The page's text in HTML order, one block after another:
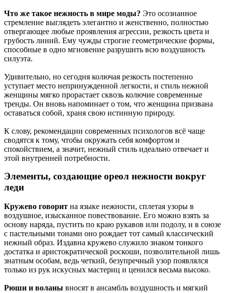
Что же такое нежность в мире моды? Это осознанное
стремление выглядеть элегантно и женственно, полностью
отвергающее любые проявления агрессии, резкость цвета и
грубость линий. Ему чужды строгие геометрические формы,
способные в одно мгновение разрушить всю воздушность
силуэта.
Удивительно, но сегодня колючая резкость постепенно
уступает место непринужденной легкости, и стиль нежной
женщины мягко прорастает сквозь колючие современные
тренды. Он вновь напоминает о том, что женщина призвана
оставаться собой, храня свою истинную природу.
К слову, рекомендации современных психологов всё чаще
сводятся к тому, чтобы окружать себя комфортом и
спокойствием, а значит, нежный стиль идеально отвечает и
этой внутренней потребности.
Элементы, создающие ореол нежности вокруг
леди
Кружево говорит на языке нежности, сплетая узоры в
воздушное, изысканное повествование. Его можно взять за
основу наряда, пустить по краю рукавов или подолу, и в союзе
с пастельными тонами оно рождает тот самый классический
нежный образ. Издавна кружево служило знаком тонкого
достатка и аристократической роскоши, позволительной лишь
знатным особам, ведь четкий, безупречный узор появлялся
только из рук искусных мастериц и ценился весьма высоко.
Рюши и воланы вносят в ансамбль воздушность и мягкий